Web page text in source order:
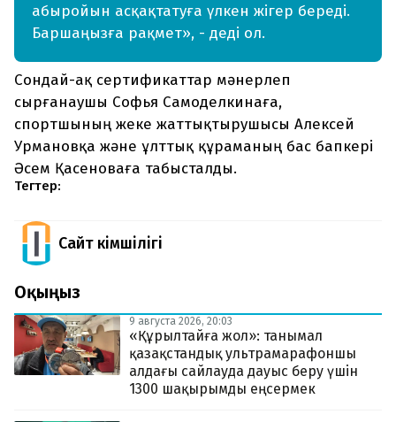
абыройын асқақтатуға үлкен жігер береді.
Баршаңызға рақмет», - деді ол.
Сондай-ақ сертификаттар мәнерлеп
сырғанаушы Софья Самоделкинаға,
спортшының жеке жаттықтырушысы Алексей
Урмановқа және ұлттық құраманың бас бапкері
Әсем Қасеноваға табысталды.
Тегтер:
Сайт Әкімшілігі
Оқыңыз
9 августа 2026, 20:03
«Құрылтайға жол»: танымал
қазақстандық ультрамарафоншы
алдағы сайлауда дауыс беру үшін
1300 шақырымды еңсермек